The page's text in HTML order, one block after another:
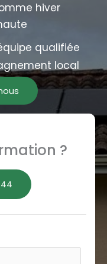
hiver
qualifiée
local
?